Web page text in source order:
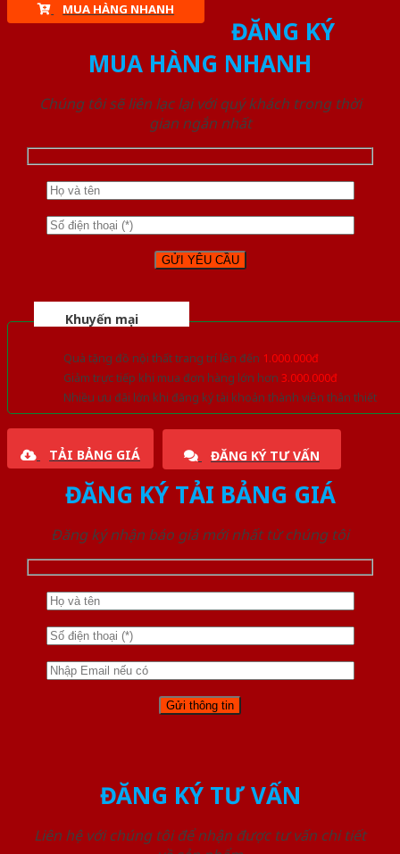
MUA HÀNG NHANH
ĐĂNG KÝ
MUA HÀNG NHANH
Chúng tôi sẽ liên lạc lại với quý khách trong thời
gian ngắn nhất
Khuyến mại
Quà tặng đồ nội thất trang trí lên đến 1.000.000đ
Giảm trực tiếp khi mua đơn hàng lớn hơn 3.000.000đ
Nhiều ưu đãi lớn khi đăng ký tài khoản thành viên thân thiết
TẢI BẢNG GIÁ ĐĂNG KÝ TƯ VẤN
ĐĂNG KÝ TẢI BẢNG GIÁ
Đăng ký nhận báo giá mới nhất từ chúng tôi
ĐĂNG KÝ TƯ VẤN
Liên hệ với chúng tôi để nhận được tư vấn chi tiết